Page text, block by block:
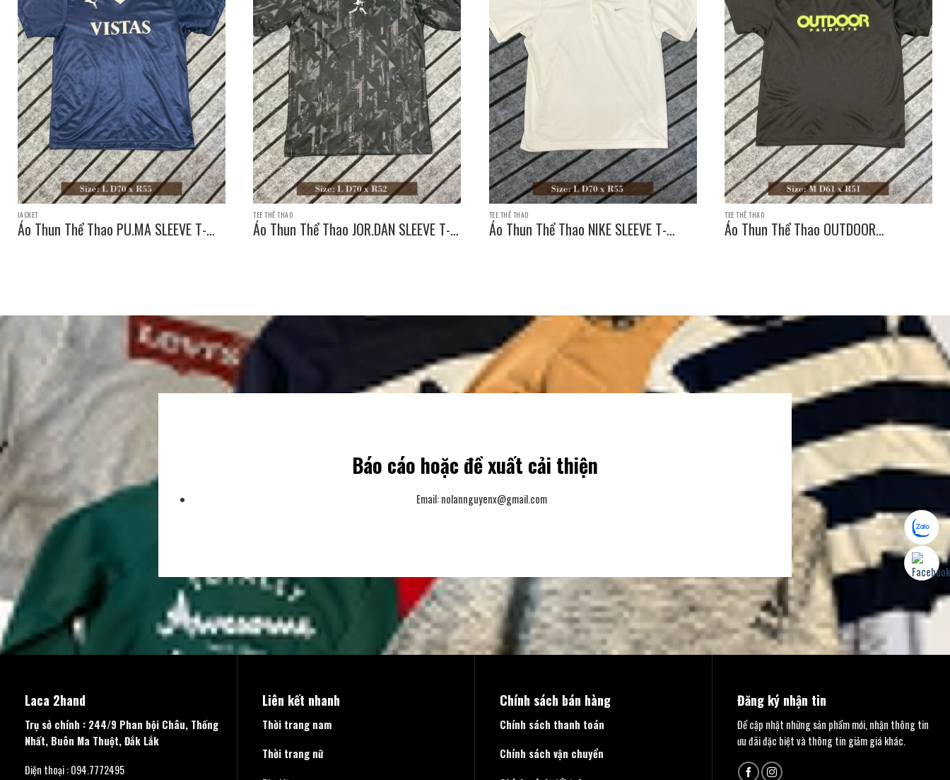
JACKET
Áo Thun Thể Thao PU.MA SLEEVE T-
TEE THỂ THAO
Áo Thun Thể Thao JOR.DAN SLEEVE T-
TEE THỂ THAO
Áo Thun Thể Thao NIKE SLEEVE T-
TEE THỂ THAO
Áo Thun Thể Thao OUTDOOR
Báo cáo hoặc đề xuất cải thiện
Email:nolannguyenx@gmail.com
Laca 2hand
Trụ sở chính : 244/9 Phan bội Châu, Thống
Nhất, Buôn Ma Thuột, Đắk Lắk
Điện thoại : 094.7772495
Liên kết nhanh
Thời trang nam
Thời trang nữ
Chính sách bán hàng
Chính sách thanh toán
Chính sách vận chuyển
Đăng ký nhận tin
Để cập nhật những sản phẩm mới, nhận thông tin
ưu đãi đặc biệt và thông tin giảm giá khác.